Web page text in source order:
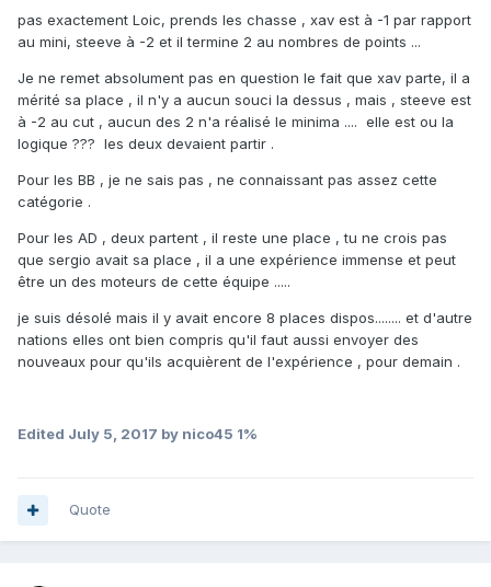
inclus dans le classement national individuel mais il faut
passer chaque archers en revue !! ...)
pas exactement Loic, prends les chasse , xav est à -1 par rapport
au mini, steeve à -2 et il termine 2 au nombres de points ...
Je ne remet absolument pas en question le fait que xav parte, il a
mérité sa place , il n'y a aucun souci la dessus , mais , steeve est
à -2 au cut , aucun des 2 n'a réalisé le minima .... elle est ou la
logique ??? les deux devaient partir .
Pour les BB , je ne sais pas , ne connaissant pas assez cette
catégorie .
Pour les AD , deux partent , il reste une place , tu ne crois pas
que sergio avait sa place , il a une expérience immense et peut
être un des moteurs de cette équipe .....
je suis désolé mais il y avait encore 8 places dispos........ et d'autre
nations elles ont bien compris qu'il faut aussi envoyer des
nouveaux pour qu'ils acquièrent de l'expérience , pour demain .
Edited July 5, 2017 by nico45 1%
Quote